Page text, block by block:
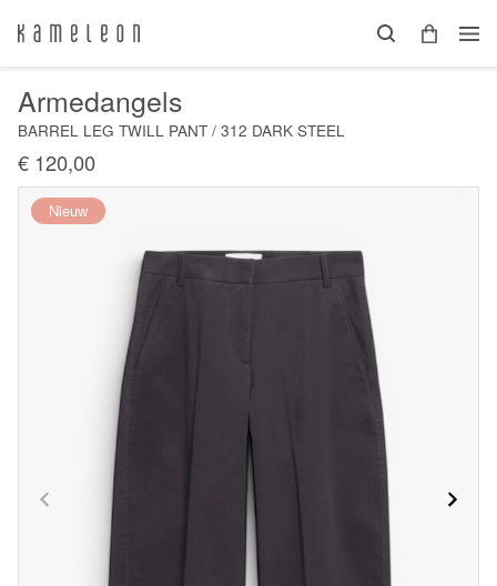
Armedangels
BARREL LEG TWILL PANT / 312 DARK STEEL
€ 120,00
Nieuw